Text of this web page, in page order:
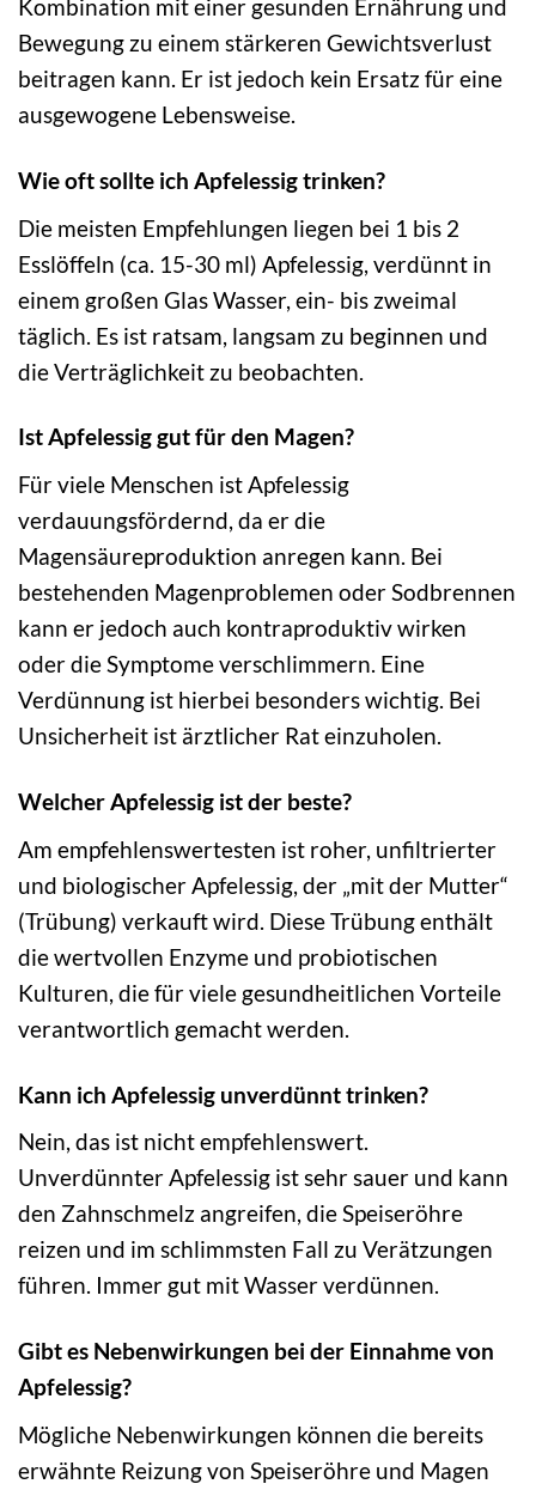
Kombination mit einer gesunden Ernährung und
Bewegung zu einem stärkeren Gewichtsverlust
beitragen kann. Er ist jedoch kein Ersatz für eine
ausgewogene Lebensweise.
Wie oft sollte ich Apfelessig trinken?
Die meisten Empfehlungen liegen bei 1 bis 2
Esslöffeln (ca. 15-30 ml) Apfelessig, verdünnt in
einem großen Glas Wasser, ein- bis zweimal
täglich. Es ist ratsam, langsam zu beginnen und
die Verträglichkeit zu beobachten.
Ist Apfelessig gut für den Magen?
Für viele Menschen ist Apfelessig
verdauungsfördernd, da er die
Magensäureproduktion anregen kann. Bei
bestehenden Magenproblemen oder Sodbrennen
kann er jedoch auch kontraproduktiv wirken
oder die Symptome verschlimmern. Eine
Verdünnung ist hierbei besonders wichtig. Bei
Unsicherheit ist ärztlicher Rat einzuholen.
Welcher Apfelessig ist der beste?
Am empfehlenswertesten ist roher, unfiltrierter
und biologischer Apfelessig, der „mit der Mutter“
(Trübung) verkauft wird. Diese Trübung enthält
die wertvollen Enzyme und probiotischen
Kulturen, die für viele gesundheitlichen Vorteile
verantwortlich gemacht werden.
Kann ich Apfelessig unverdünnt trinken?
Nein, das ist nicht empfehlenswert.
Unverdünnter Apfelessig ist sehr sauer und kann
den Zahnschmelz angreifen, die Speiseröhre
reizen und im schlimmsten Fall zu Verätzungen
führen. Immer gut mit Wasser verdünnen.
Gibt es Nebenwirkungen bei der Einnahme von
Apfelessig?
Mögliche Nebenwirkungen können die bereits
erwähnte Reizung von Speiseröhre und Magen